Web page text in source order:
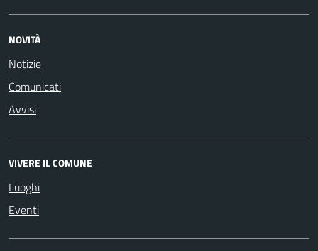
NOVITÀ
Notizie
Comunicati
Avvisi
VIVERE IL COMUNE
Luoghi
Eventi